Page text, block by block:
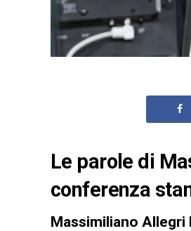
Le parole di
conferenza
Massimiliano Allegri